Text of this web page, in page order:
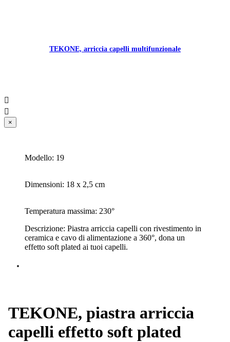
TEKONE, arriccia capelli multifunzionale


×
Modello: 19
Dimensioni: 18 x 2,5 cm
Temperatura massima: 230°
Descrizione: Piastra arriccia capelli con rivestimento in
ceramica e cavo di alimentazione a 360°, dona un
effetto soft plated ai tuoi capelli.
TEKONE, piastra arriccia
capelli effetto soft plated